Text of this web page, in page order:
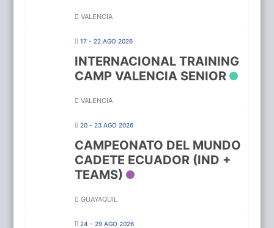
VALENCIA
17 - 22 AGO 2026
INTERNACIONAL TRAINING
CAMP VALENCIA SENIOR
VALENCIA
20 - 23 AGO 2026
CAMPEONATO DEL MUNDO
CADETE ECUADOR (IND +
TEAMS)
GUAYAQUIL
24 - 29 AGO 2026